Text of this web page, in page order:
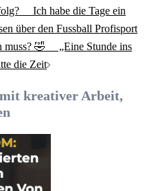
⠀ Ich habe die Tage ein
über den Fussball Profisport
muss? 🤣 ⠀ „Eine Stunde ins
die Zeit
mit kreativer Arbeit,